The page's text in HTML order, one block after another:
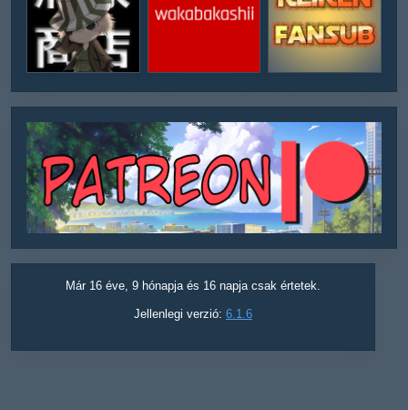
Már 16 éve, 9 hónapja és 16 napja csak értetek.
Jellenlegi verzió: 6.1.6